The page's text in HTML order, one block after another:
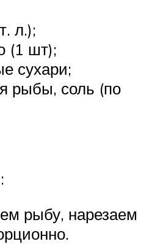
л.);
(1 шт);
сухари;
рыбы, соль (по
рыбу, нарезаем